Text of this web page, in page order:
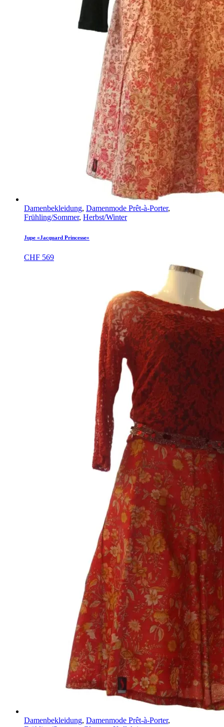
Damenbekleidung, Damenmode Prêt-à-Porter,
Frühling/Sommer, Herbst/Winter
Jupe «Jacquard Princesse»
CHF 569
Damenbekleidung, Damenmode Prêt-à-Porter,